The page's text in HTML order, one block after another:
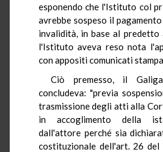
esponendo che l'Istituto col
avrebbe sospeso il
invalidità, in base al predetto
l'Istituto aveva reso nota
con appositi comunicati
Ciò premesso, il
concludeva: "previa
trasmissione degli atti alla
in accoglimento della
dall'attore perché sia
costituzionale dell'art. 26 del